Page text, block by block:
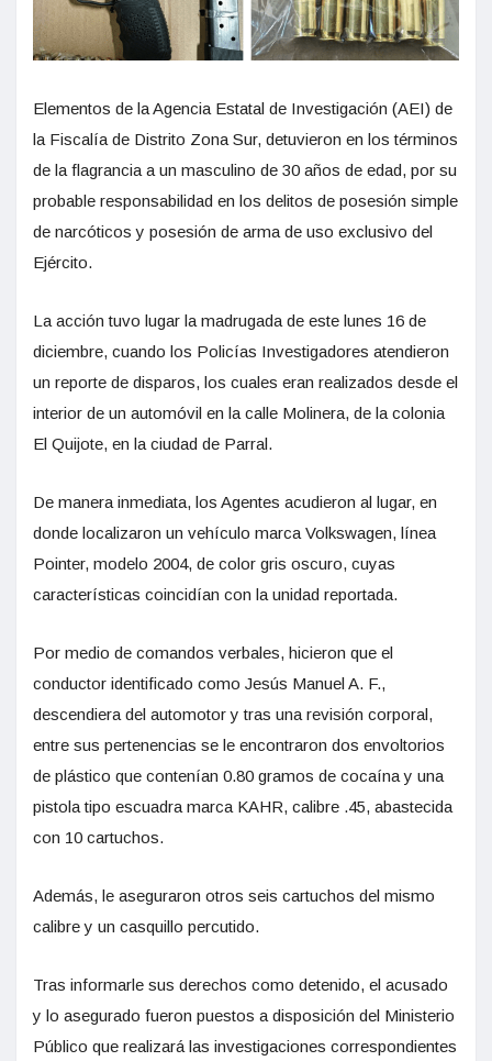
Elementos de la Agencia Estatal de Investigación (AEI) de
la Fiscalía de Distrito Zona Sur, detuvieron en los términos
de la flagrancia a un masculino de 30 años de edad, por su
probable responsabilidad en los delitos de posesión simple
de narcóticos y posesión de arma de uso exclusivo del
Ejército.
La acción tuvo lugar la madrugada de este lunes 16 de
diciembre, cuando los Policías Investigadores atendieron
un reporte de disparos, los cuales eran realizados desde el
interior de un automóvil en la calle Molinera, de la colonia
El Quijote, en la ciudad de Parral.
De manera inmediata, los Agentes acudieron al lugar, en
donde localizaron un vehículo marca Volkswagen, línea
Pointer, modelo 2004, de color gris oscuro, cuyas
características coincidían con la unidad reportada.
Por medio de comandos verbales, hicieron que el
conductor identificado como Jesús Manuel A. F.,
descendiera del automotor y tras una revisión corporal,
entre sus pertenencias se le encontraron dos envoltorios
de plástico que contenían 0.80 gramos de cocaína y una
pistola tipo escuadra marca KAHR, calibre .45, abastecida
con 10 cartuchos.
Además, le aseguraron otros seis cartuchos del mismo
calibre y un casquillo percutido.
Tras informarle sus derechos como detenido, el acusado
y lo asegurado fueron puestos a disposición del Ministerio
Público que realizará las investigaciones correspondientes